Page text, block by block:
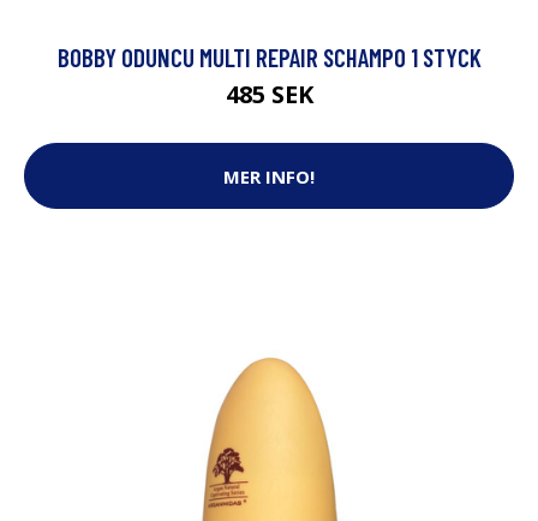
BOBBY ODUNCU MULTI REPAIR SCHAMPO 1 STYCK
485 SEK
MER INFO!